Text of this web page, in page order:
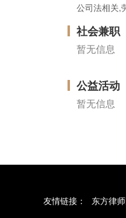
公司法相关,
社会兼职
暂无信息
公益活动
暂无信息
友情链接： 东方律